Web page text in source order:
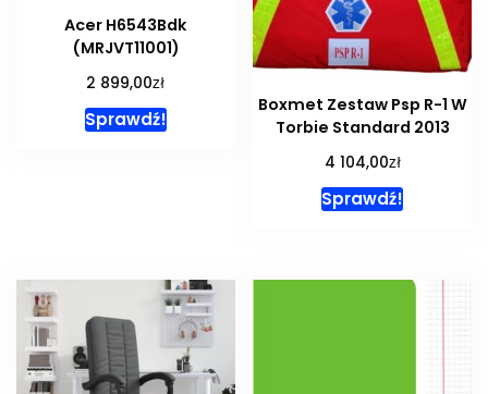
Acer H6543Bdk
(MRJVT11001)
2 899,00zł
Sprawdź!
Boxmet Zestaw Psp R-1 W
Torbie Standard 2013
4 104,00zł
Sprawdź!